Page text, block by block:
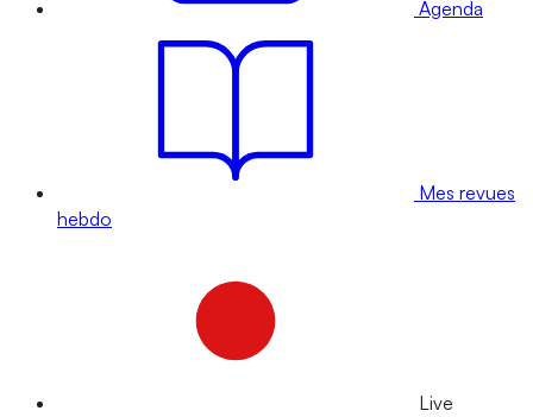
Agenda
Mes revues
hebdo
Live